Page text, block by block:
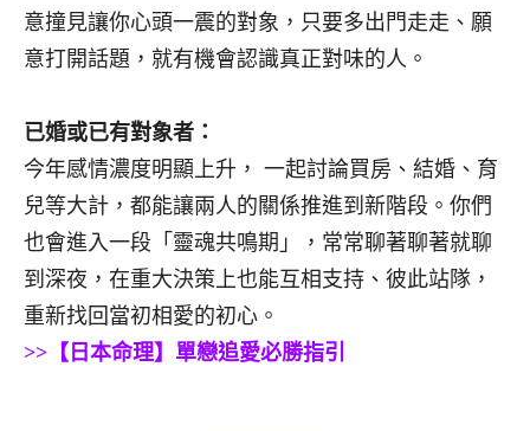
意撞見讓你心頭一震的對象，只要多出門走走、願
意打開話題，就有機會認識真正對味的人。
已婚或已有對象者：
今年感情濃度明顯上升， 一起討論買房、結婚、育
兒等大計，都能讓兩人的關係推進到新階段。你們
也會進入一段「靈魂共鳴期」，常常聊著聊著就聊
到深夜，在重大決策上也能互相支持、彼此站隊，
重新找回當初相愛的初心。
>>【日本命理】單戀追愛必勝指引